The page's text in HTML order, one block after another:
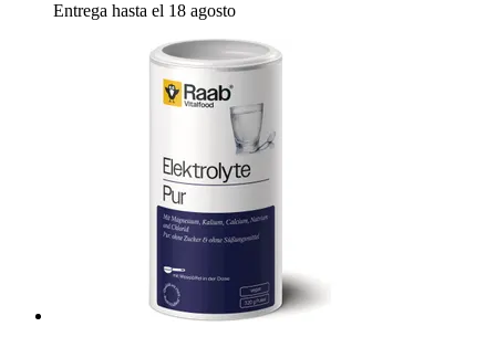
Entrega hasta el 18 agosto